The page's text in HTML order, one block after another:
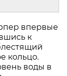
впервые
к
кольцо.
воды в